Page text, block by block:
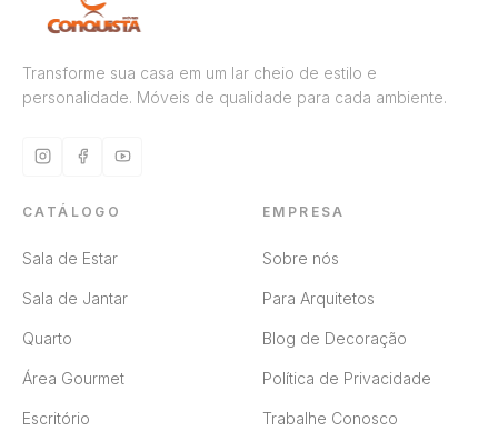
Transforme sua casa em um lar cheio de estilo e
personalidade. Móveis de qualidade para cada ambiente.
CATÁLOGO
Sala de Estar
Sala de Jantar
Quarto
Área Gourmet
Escritório
EMPRESA
Sobre nós
Para Arquitetos
Blog de Decoração
Política de Privacidade
Trabalhe Conosco